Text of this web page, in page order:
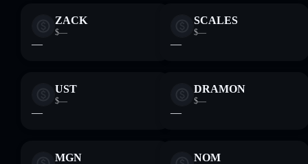
ZACK
$—
—
SCALES
$—
—
UST
$—
—
DRAMON
$—
—
MGN NOM